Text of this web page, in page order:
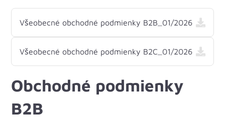
Všeobecné obchodné podmienky B2B_01/2026
Všeobecné obchodné podmienky B2C_01/2026
Obchodné podmienky
B2B